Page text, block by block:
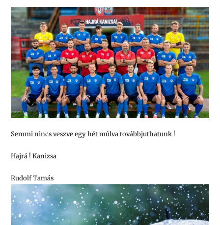
Semmi nincs veszve egy hét múlva továbbjuthatunk !
Hajrá ! Kanizsa
Rudolf Tamás